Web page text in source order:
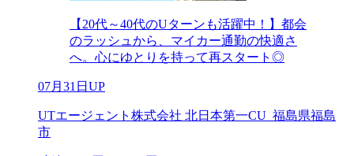
【20代～40代のUターンも活躍中！】都会
のラッシュから、マイカー通勤の快適さ
へ。心にゆとりを持って再スタート◎
07月31日UP
UTエージェント株式会社 北日本第一CU_福島県福島
市